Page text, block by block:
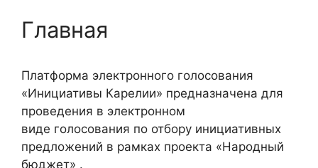
Главная
Платформа электронного голосования
«Инициативы Карелии» предназначена для
проведения в электронном
виде голосования по отбору инициативных
предложений в рамках проекта «Народный
бюджет» .